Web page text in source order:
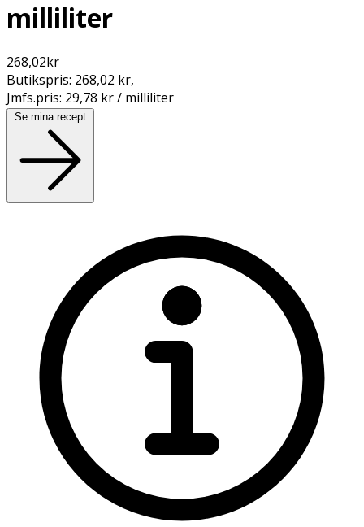
milliliter
268,02kr
Butikspris: 268,02 kr,
Jmfs.pris: 29,78 kr / milliliter
Se mina recept